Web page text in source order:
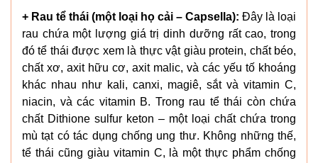
+ Rau tể thái (một loại họ cải – Capsella): Đây là loại
rau chứa một lượng giá trị dinh dưỡng rất cao, trong
đó tể thái được xem là thực vật giàu protein, chất béo,
chất xơ, axit hữu cơ, axit malic, và các yếu tố khoáng
khác nhau như kali, canxi, magiê, sắt và vitamin C,
niacin, và các vitamin B. Trong rau tể thái còn chứa
chất Dithione sulfur keton – một loại chất chứa trong
mù tạt có tác dụng chống ung thư. Không những thế,
tể thái cũng giàu vitamin C, là một thực phẩm chống